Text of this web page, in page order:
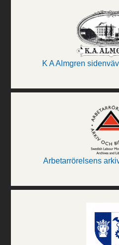
K A Almgren
Arbetarrörelsens